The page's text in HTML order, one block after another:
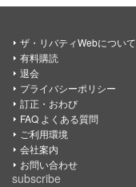
ザ・リバティWebについて
有料購読
退会
プライバシーポリシー
訂正・おわび
FAQ よくある質問
ご利用環境
会社案内
お問い合わせ
subscribe